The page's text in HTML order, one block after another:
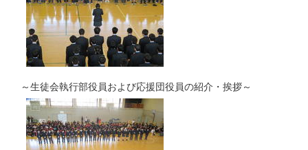
～生徒会執行部役員および応援団役員の紹介・挨拶～